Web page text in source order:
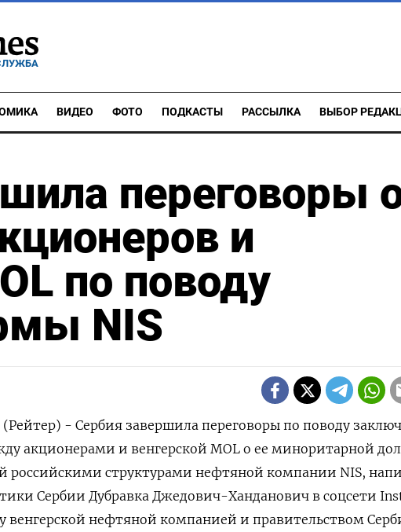
ВИДЕО ФОТО ПОДКАСТЫ РАССЫЛКА ВЫБОР
переговоры
и
по поводу
NIS
- Сербия завершила переговоры по поводу
акционерами и венгерской ‌MOL о ее миноритарной
российскими структурами нефтяной компании NIS,
Сербии ​Дубравка Джедович-Ханданович ​в ​соцсети
венгерской ⁠нефтяной компанией и ‌правительством